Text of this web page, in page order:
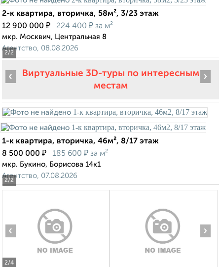
2/2
2-к квартира, вторичка, 58м², 3/23 этаж
12 900 000 ₽ 224 400 ₽ за м²
мкр. Москвич, Центральная 8
Агентство, 08.08.2026
Виртуальные 3D-туры по интересным
местам
2/2
‹ ›
1-к квартира, вторичка, 46м², 8/17 этаж
8 500 000 ₽ 185 600 ₽ за м²
мкр. Букино, Борисова 14к1
Агентство, 07.08.2026
2/4
‹ ›